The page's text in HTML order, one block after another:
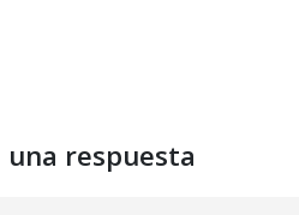
una respuesta